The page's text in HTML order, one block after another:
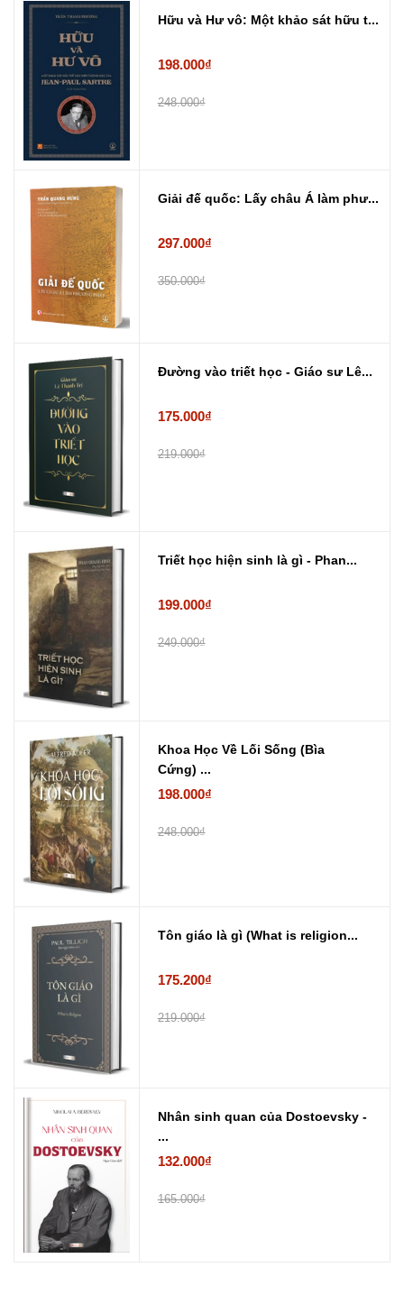
Hữu và Hư vô: Một khảo sát hữu t...
198.000₫
248.000₫
Giải đế quốc: Lấy châu Á làm phư...
297.000₫
350.000₫
Đường vào triết học - Giáo sư Lê...
175.000₫
219.000₫
Triết học hiện sinh là gì - Phan...
199.000₫
249.000₫
Khoa Học Về Lối Sống (Bìa
Cứng) ...
198.000₫
248.000₫
Tôn giáo là gì (What is religion...
175.200₫
219.000₫
Nhân sinh quan của Dostoevsky -
...
132.000₫
165.000₫